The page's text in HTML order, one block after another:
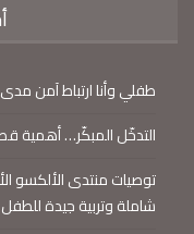
طفلي وأنا ارتباط آمن مدى
التدخّل المبكّر… أهمية
توصيات منتدى الألكسو
شاملة وتربية جيدة للطفل